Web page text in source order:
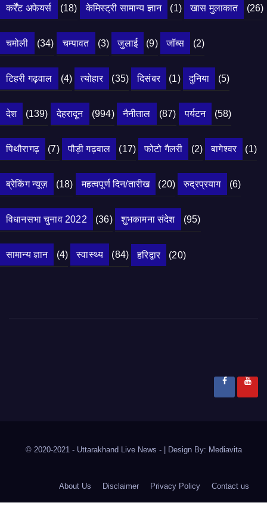
कर्रेंट अफेयर्स (18) केमिस्ट्री सामान्य ज्ञान (1) खास मुलाकात (26)
चमोली (34) चम्पावत (3) जुलाई (9) जॉब्स (2)
टिहरी गढ़वाल (4) त्योहार (35) दिसंबर (1) दुनिया (5)
देश (139) देहरादून (994) नैनीताल (87) पर्यटन (58)
पिथौरागढ़ (7) पौड़ी गढ़वाल (17) फोटो गैलरी (2) बागेश्वर (1)
ब्रेकिंग न्यूज़ (18) महत्वपूर्ण दिन/तारीख (20) रुद्रप्रयाग (6)
विधानसभा चुनाव 2022 (36) शुभकामना संदेश (95)
सामान्य ज्ञान (4) स्वास्थ्य (84) हरिद्वार (20)
© 2020-2021 - Uttarakhand Live News - | Design By: Mediavita
About Us Disclaimer Privacy Policy Contact us